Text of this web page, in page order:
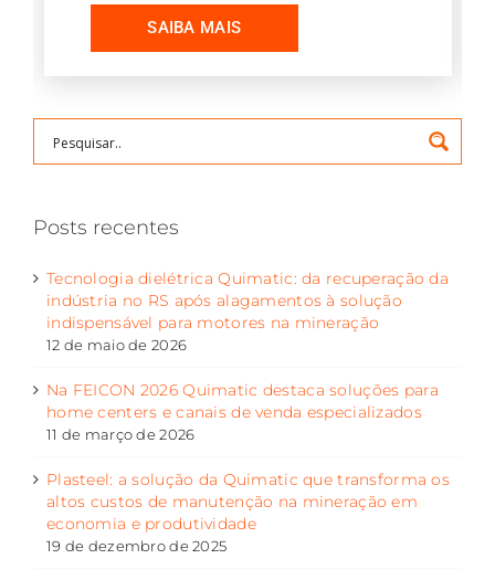
Posts recentes
Tecnologia dielétrica Quimatic: da recuperação da
indústria no RS após alagamentos à solução
indispensável para motores na mineração
12 de maio de 2026
Na FEICON 2026 Quimatic destaca soluções para
home centers e canais de venda especializados
11 de março de 2026
Plasteel: a solução da Quimatic que transforma os
altos custos de manutenção na mineração em
economia e produtividade
19 de dezembro de 2025